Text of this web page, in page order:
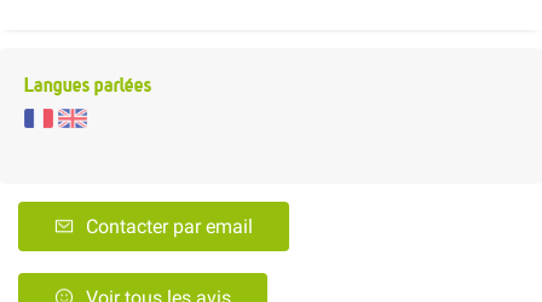
Langues parlées
Contacter par email